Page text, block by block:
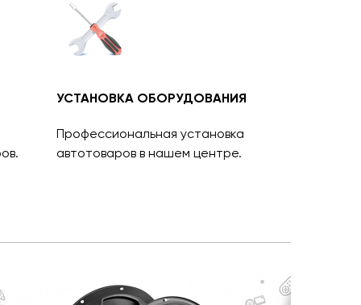
УСТАНОВКА ОБОРУДОВАНИЯ
Профессиональная установка
автотоваров в нашем центре.